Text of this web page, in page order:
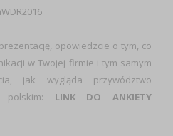
opowiedzcie o tym, co
w Twojej firmie i tym samym
jak wygląda przywództwo
polskim: LINK DO ANKIETY